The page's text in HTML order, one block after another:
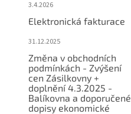
3.4.2026
Elektronická fakturace
31.12.2025
Změna v obchodních
podmínkách - Zvýšení
cen Zásilkovny +
doplnění 4.3.2025 -
Balíkovna a doporučené
dopisy ekonomické